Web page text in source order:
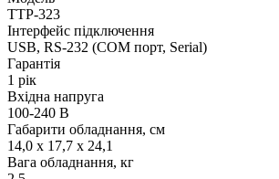
TTP-323
Інтерфейс підключення
USB, RS-232 (COM порт, Serial)
Гарантія
1 рік
Вхідна напруга
100-240 В
Габарити обладнання, см
14,0 x 17,7 x 24,1
Вага обладнання, кг